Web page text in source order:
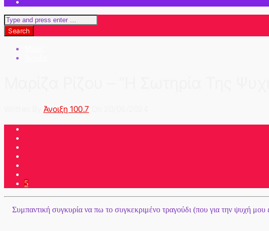
Άνοιξη 100.7On 20/06/2024
5
Συμπαντική συγκυρία να πω το συγκεκριμένο τραγούδι (που για την ψυχή